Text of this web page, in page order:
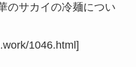
のサカイの冷麺につい
1046.html]